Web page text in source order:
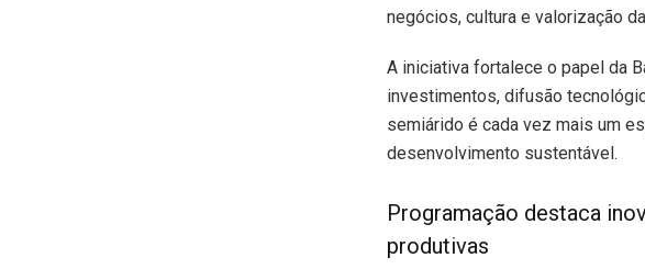
negócios, cultura e valorização
A iniciativa fortalece o papel da
investimentos, difusão
semiárido é cada vez mais um
desenvolvimento sustentável.
Programação destaca
produtivas